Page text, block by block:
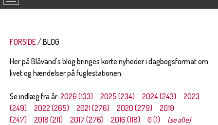
FORSIDE
BLOG
Her på Blåvand's blog bringes korte nyheder i dagbogsformat om
livet og hændelser på fuglestationen.
Se indlæg fra år: 2026 (133) 2025 (234) 2024 (243)
2023
(249)
2022 (265) 2021 (276) 2020 (279)
2019
(247)
2018 (211) 2017 (276) 2016 (118) 0 (1) (se alle)